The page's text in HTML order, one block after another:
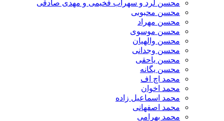
محسن لرد و سهراب فخیمی و مهدی صادقی
محسن محبوبی
محسن مهراد
محسن موسوی
محسن والهیان
محسن وجدانی
محسن یاحقی
محسن یگانه
محمد اچ اف
محمد اخوان
محمد اسماعیل زاده
محمد اصفهانی
محمد بهرامی